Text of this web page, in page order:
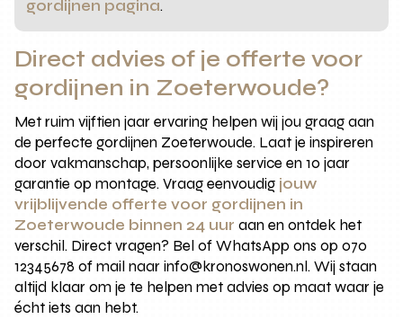
gordijnen pagina.
Direct advies of je offerte voor
gordijnen in Zoeterwoude?
Met ruim vijftien jaar ervaring helpen wij jou graag aan
de perfecte gordijnen Zoeterwoude. Laat je inspireren
door vakmanschap, persoonlijke service en 10 jaar
garantie op montage. Vraag eenvoudig jouw
vrijblijvende offerte voor gordijnen in
Zoeterwoude binnen 24 uur aan en ontdek het
verschil. Direct vragen? Bel of WhatsApp ons op 070
12345678 of mail naar info@kronoswonen.nl. Wij staan
altijd klaar om je te helpen met advies op maat waar je
écht iets aan hebt.